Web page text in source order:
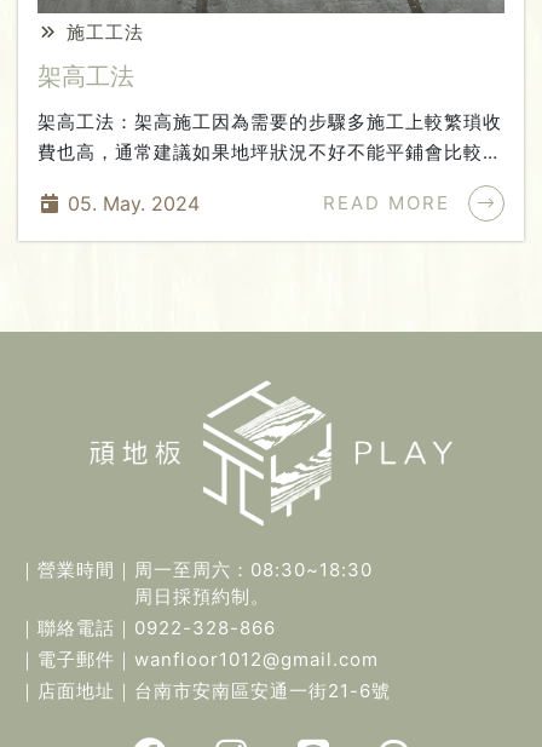
施工工法
架高工法
架高工法：架高施工因為需要的步驟多施工上較繁瑣收
費也高，通常建議如果地坪狀況不好不能平鋪會比較建
議找泥作把原地面整平，就不需要用到架高，但若是沒
時間找到泥作施工或是想要馬上鋪設那就只能架高了或
是您希望做出一個單獨的空間的話（像是客廳旁想做個
下夾板⇨鋪設靜音泡棉（防潮、降噪隔音）⇨卡扣地板
05. May. 2024 READ MORE
｜營業時間｜ 周一至周六：08:30~18:30
周日採預約制。
｜聯絡電話｜ 0922-328-866
｜電子郵件｜ wanfloor1012@gmail.com
｜店面地址｜ 台南市安南區安通一街21-6號